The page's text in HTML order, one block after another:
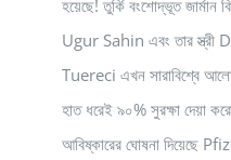
হয়েছে! তুর্কি বংশোদ্ভূত জার্মান
Ugur Sahin এবং তার
Tuereci এখন সারাবিশ্বে
হাত ধরেই ৯০% সুরক্ষা দেয়া
আবিষ্কারের ঘোষনা দিয়েছে